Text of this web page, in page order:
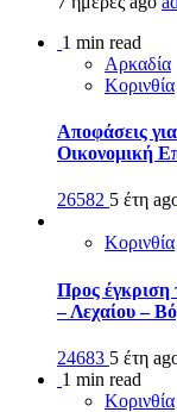
1 min read
Αρκαδία
Κορινθία
Αποφάσεις
Οικονομική
26582 5 έτη
Κορινθία
Προς έγκριση
– Λεχαίου –
24683 5 έτη
1 min read
Κορινθία